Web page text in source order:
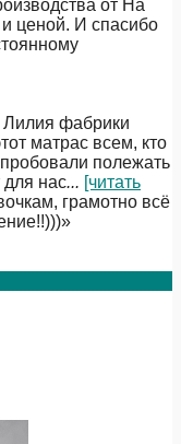
от На
ценой. И спасибо
Лилия фабрики
матрас всем, кто
полежать
для нас... [читать
грамотно всё
»